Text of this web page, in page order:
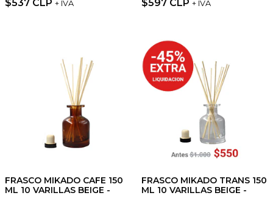
$537 CLP + IVA $597 CLP + IVA
FRASCO MIKADO CAFE 150
ML 10 VARILLAS BEIGE -
FRASCO MIKADO TRANS 150
ML 10 VARILLAS BEIGE -